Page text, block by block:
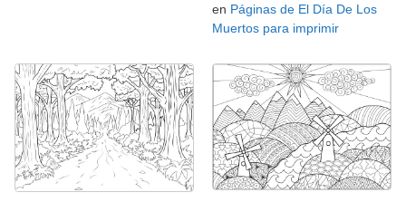
en Páginas de El Día De Los
Muertos para imprimir